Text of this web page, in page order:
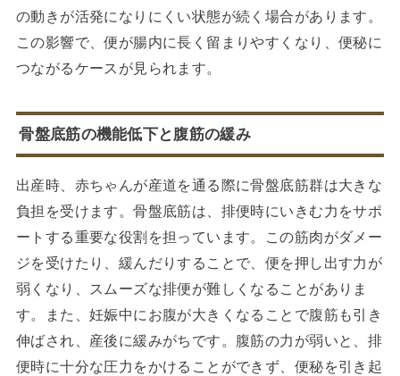
の動きが活発になりにくい状態が続く場合があります。
この影響で、便が腸内に長く留まりやすくなり、便秘に
つながるケースが見られます。
骨盤底筋の機能低下と腹筋の緩み
出産時、赤ちゃんが産道を通る際に骨盤底筋群は大きな
負担を受けます。骨盤底筋は、排便時にいきむ力をサポ
ートする重要な役割を担っています。この筋肉がダメー
ジを受けたり、緩んだりすることで、便を押し出す力が
弱くなり、スムーズな排便が難しくなることがありま
す。また、妊娠中にお腹が大きくなることで腹筋も引き
伸ばされ、産後に緩みがちです。腹筋の力が弱いと、排
便時に十分な圧力をかけることができず、便秘を引き起